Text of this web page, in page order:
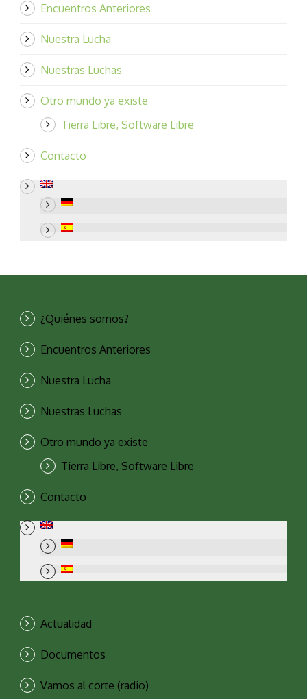
Encuentros Anteriores
Nuestra Lucha
Nuestras Luchas
Otro mundo ya existe
Tierra Libre, Software Libre
Contacto
¿Quiénes somos?
Encuentros Anteriores
Nuestra Lucha
Nuestras Luchas
Otro mundo ya existe
Tierra Libre, Software Libre
Contacto
Actualidad
Documentos
Vamos al corte (radio)